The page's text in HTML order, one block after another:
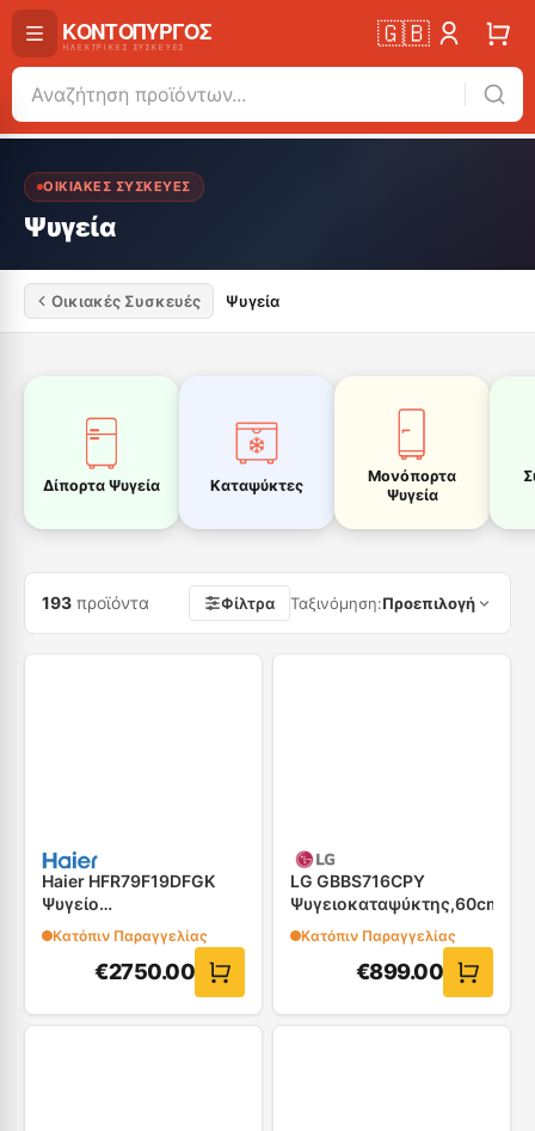
🇬🇧
ΟΙΚΙΑΚΈΣ ΣΥΣΚΕΥΈΣ
Ψυγεία
Οικιακές Συσκευές Ψυγεία
Δίπορτα Ψυγεία Καταψύκτες
Μονόπορτα
Ψυγεία
193 προϊόντα Φίλτρα Ταξινόμηση:Προεπιλογή
Haier HFR79F19DFGK
Ψυγείο
Τετράπορτο(French
Κατόπιν Παραγγελίας
€2750.00
LG GBBS716CPY
Ψυγειοκαταψύκτης,60cm
Κατόπιν Παραγγελίας
€899.00